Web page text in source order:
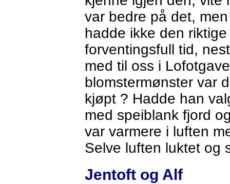
var bedre på det,
hadde ikke den
forventingsfull tid,
med til oss i
blomstermønster var
kjøpt ? Hadde han
med speiblank fjord
var varmere i luften
Selve luften luktet og
Jentoft og Alf